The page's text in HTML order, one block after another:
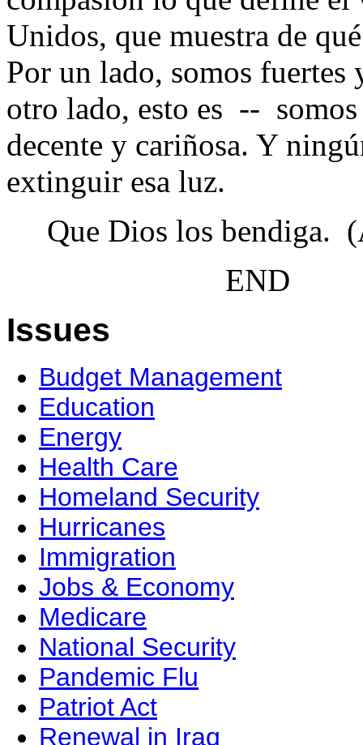
Unidos, que muestra de
Por un lado, somos
otro lado, esto es --
decente y cariñosa. Y
extinguir esa luz.
Que Dios los bendiga.
END 2:54
Issues
Budget Management
Education
Energy
Health Care
Homeland Security
Hurricanes
Immigration
Jobs & Economy
Medicare
National Security
Pandemic Flu
Patriot Act
Renewal in Iraq